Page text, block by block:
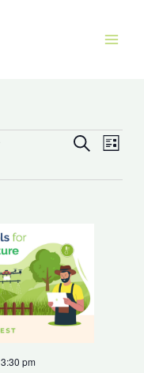
Recherche
navigation
Évènements
Recherche
vues
Liste
3:30 pm